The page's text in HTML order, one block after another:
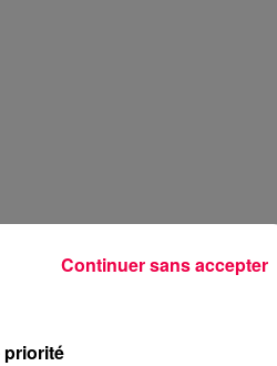
priorité
Continuer sans accepter